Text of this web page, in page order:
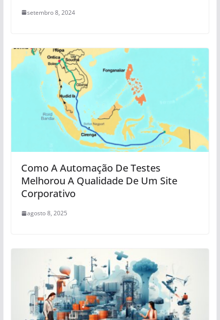
setembro 8, 2024
Como A Automação De Testes
Melhorou A Qualidade De Um Site
Corporativo
agosto 8, 2025